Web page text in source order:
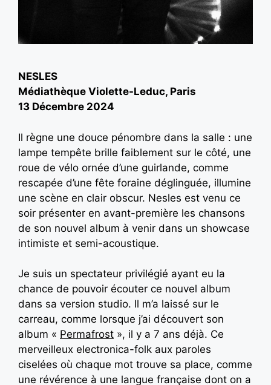
NESLES
Médiathèque Violette-Leduc, Paris
13 Décembre 2024
Il règne une douce pénombre dans la salle : une
lampe tempête brille faiblement sur le côté, une
roue de vélo ornée d’une guirlande, comme
rescapée d’une fête foraine déglinguée, illumine
une scène en clair obscur. Nesles est venu ce
soir présenter en avant-première les chansons
de son nouvel album à venir dans un showcase
intimiste et semi-acoustique.
Je suis un spectateur privilégié ayant eu la
chance de pouvoir écouter ce nouvel album
dans sa version studio. Il m’a laissé sur le
carreau, comme lorsque j’ai découvert son
album « Permafrost », il y a 7 ans déjà. Ce
merveilleux electronica-folk aux paroles
ciselées où chaque mot trouve sa place, comme
une révérence à une langue française dont on a